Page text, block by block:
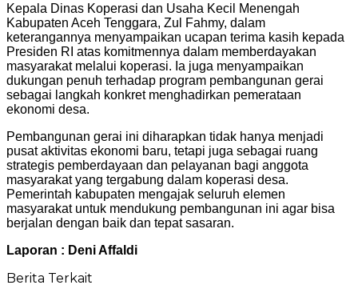
Kepala Dinas Koperasi dan Usaha Kecil Menengah
Kabupaten Aceh Tenggara, Zul Fahmy, dalam
keterangannya menyampaikan ucapan terima kasih kepada
Presiden RI atas komitmennya dalam memberdayakan
masyarakat melalui koperasi. Ia juga menyampaikan
dukungan penuh terhadap program pembangunan gerai
sebagai langkah konkret menghadirkan pemerataan
ekonomi desa.
Pembangunan gerai ini diharapkan tidak hanya menjadi
pusat aktivitas ekonomi baru, tetapi juga sebagai ruang
strategis pemberdayaan dan pelayanan bagi anggota
masyarakat yang tergabung dalam koperasi desa.
Pemerintah kabupaten mengajak seluruh elemen
masyarakat untuk mendukung pembangunan ini agar bisa
berjalan dengan baik dan tepat sasaran.
Laporan : Deni Affaldi
Berita Terkait